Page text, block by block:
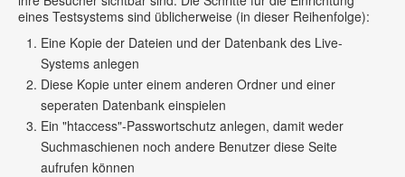
eines Testsystems sind üblicherweise (in dieser Reihenfolge):
Eine Kopie der Dateien und der Datenbank des Live-
Systems anlegen
Diese Kopie unter einem anderen Ordner und einer
seperaten Datenbank einspielen
Ein "htaccess"-Passwortschutz anlegen, damit weder
Suchmaschienen noch andere Benutzer diese Seite
aufrufen können